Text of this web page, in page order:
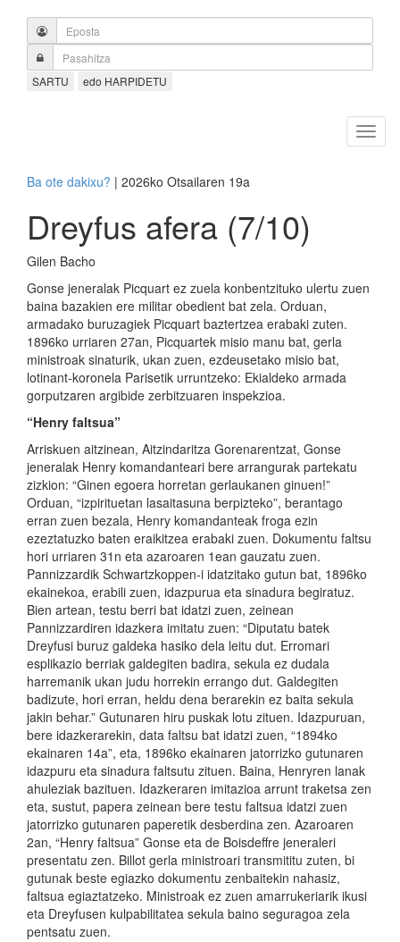
SARTU edo HARPIDETU
Ba ote dakixu? | 2026ko Otsailaren 19a
Dreyfus afera (7/10)
Gilen Bacho
Gonse jeneralak Picquart ez zuela konbentzituko ulertu zuen
baina bazakien ere militar obedient bat zela. Orduan,
armadako buruzagiek Picquart baztertzea erabaki zuten.
1896ko urriaren 27an, Picquartek misio manu bat, gerla
ministroak sinaturik, ukan zuen, ezdeusetako misio bat,
lotinant-koronela Parisetik urruntzeko: Ekialdeko armada
gorputzaren argibide zerbitzuaren inspekzioa.
“Henry faltsua”
Arriskuen aitzinean, Aitzindaritza Gorenarentzat, Gonse
jeneralak Henry komandanteari bere arrangurak partekatu
zizkion: “Ginen egoera horretan gerlaukanen ginuen!”
Orduan, “izpirituetan lasaitasuna berpizteko”, berantago
erran zuen bezala, Henry komandanteak froga ezin
ezeztatuzko baten eraikitzea erabaki zuen. Dokumentu faltsu
hori urriaren 31n eta azaroaren 1ean gauzatu zuen.
Pannizzardik Schwartzkoppen-i idatzitako gutun bat, 1896ko
ekainekoa, erabili zuen, idazpurua eta sinadura begiratuz.
Bien artean, testu berri bat idatzi zuen, zeinean
Pannizzardiren idazkera imitatu zuen: “Diputatu batek
Dreyfusi buruz galdeka hasiko dela leitu dut. Erromari
esplikazio berriak galdegiten badira, sekula ez dudala
harremanik ukan judu horrekin errango dut. Galdegiten
badizute, hori erran, heldu dena berarekin ez baita sekula
jakin behar.” Gutunaren hiru puskak lotu zituen. Idazpuruan,
bere idazkerarekin, data faltsu bat idatzi zuen, “1894ko
ekainaren 14a”, eta, 1896ko ekainaren jatorrizko gutunaren
idazpuru eta sinadura faltsutu zituen. Baina, Henryren lanak
ahuleziak bazituen. Idazkeraren imitazioa arrunt traketsa zen
eta, sustut, papera zeinean bere testu faltsua idatzi zuen
jatorrizko gutunaren paperetik desberdina zen. Azaroaren
2an, “Henry faltsua” Gonse eta de Boisdeffre jeneraleri
presentatu zen. Billot gerla ministroari transmititu zuten, bi
gutunak beste egiazko dokumentu zenbaitekin nahasiz,
faltsua egiaztatzeko. Ministroak ez zuen amarrukeriarik ikusi
eta Dreyfusen kulpabilitatea sekula baino seguragoa zela
pentsatu zuen.